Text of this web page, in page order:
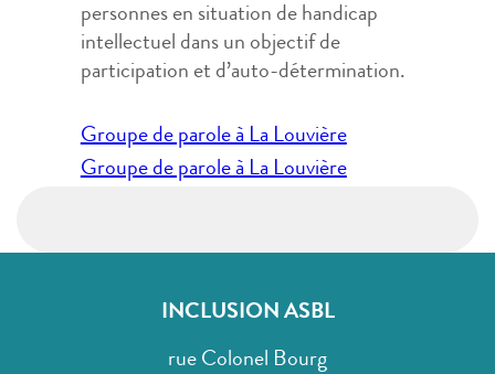
personnes en situation de handicap
intellectuel dans un objectif de
participation et d’auto-détermination.
Navigation
de
Groupe de parole à La Louvière
Groupe de parole à La Louvière
INCLUSION ASBL
rue Colonel Bourg